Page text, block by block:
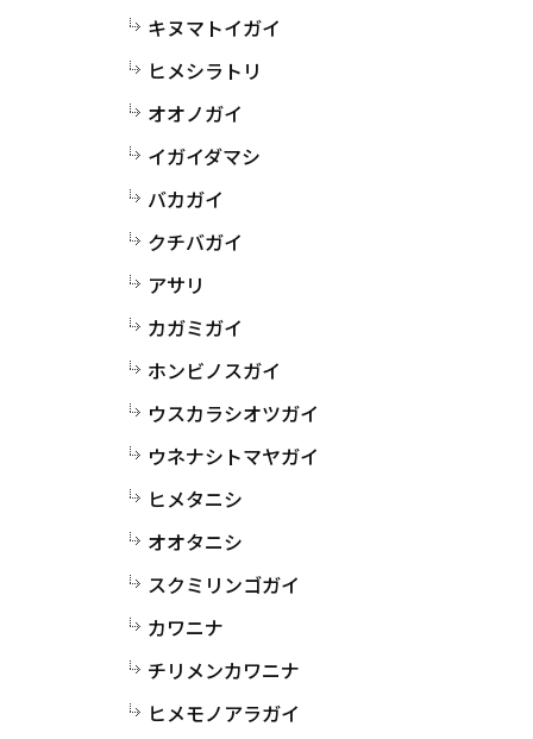
キヌマトイガイ
ヒメシラトリ
オオノガイ
イガイダマシ
バカガイ
クチバガイ
アサリ
カガミガイ
ホンビノスガイ
ウスカラシオツガイ
ウネナシトマヤガイ
ヒメタニシ
オオタニシ
スクミリンゴガイ
カワニナ
チリメンカワニナ
ヒメモノアラガイ